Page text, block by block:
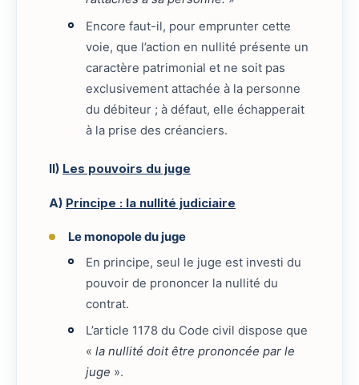
Encore faut-il, pour emprunter cette
voie, que l’action en nullité présente un
caractère patrimonial et ne soit pas
exclusivement attachée à la personne
du débiteur ; à défaut, elle échapperait
à la prise des créanciers.
II) Les pouvoirs du juge
A) Principe : la nullité judiciaire
Le monopole du juge
En principe, seul le juge est investi du
pouvoir de prononcer la nullité du
contrat.
L’article 1178 du Code civil dispose que
«la nullité doit être prononcée par le
juge ».